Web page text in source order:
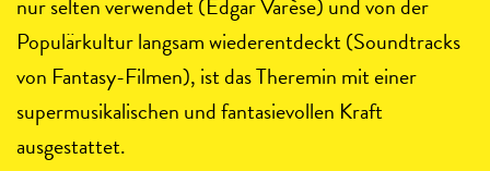
Populärkultur langsam wiederentdeckt (Soundtracks
von Fantasy-Filmen), ist das Theremin mit einer
supermusikalischen und fantasievollen Kraft
ausgestattet.